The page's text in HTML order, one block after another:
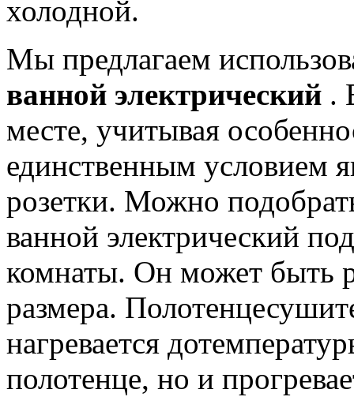
холодной.
Мы предлагаем
ванной электрический .
месте, учитывая
единственным условием
розетки. Можно
ванной электрический
комнаты. Он может быть
размера.
нагревается
полотенце, но и